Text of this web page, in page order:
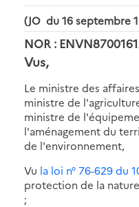
(JO du 16 septembre
NOR :
Vus,
Le ministre des
ministre de
ministre de
l'aménagement du
de l'environnement,
Vu la loi n° 76-629 du
protection de la
;